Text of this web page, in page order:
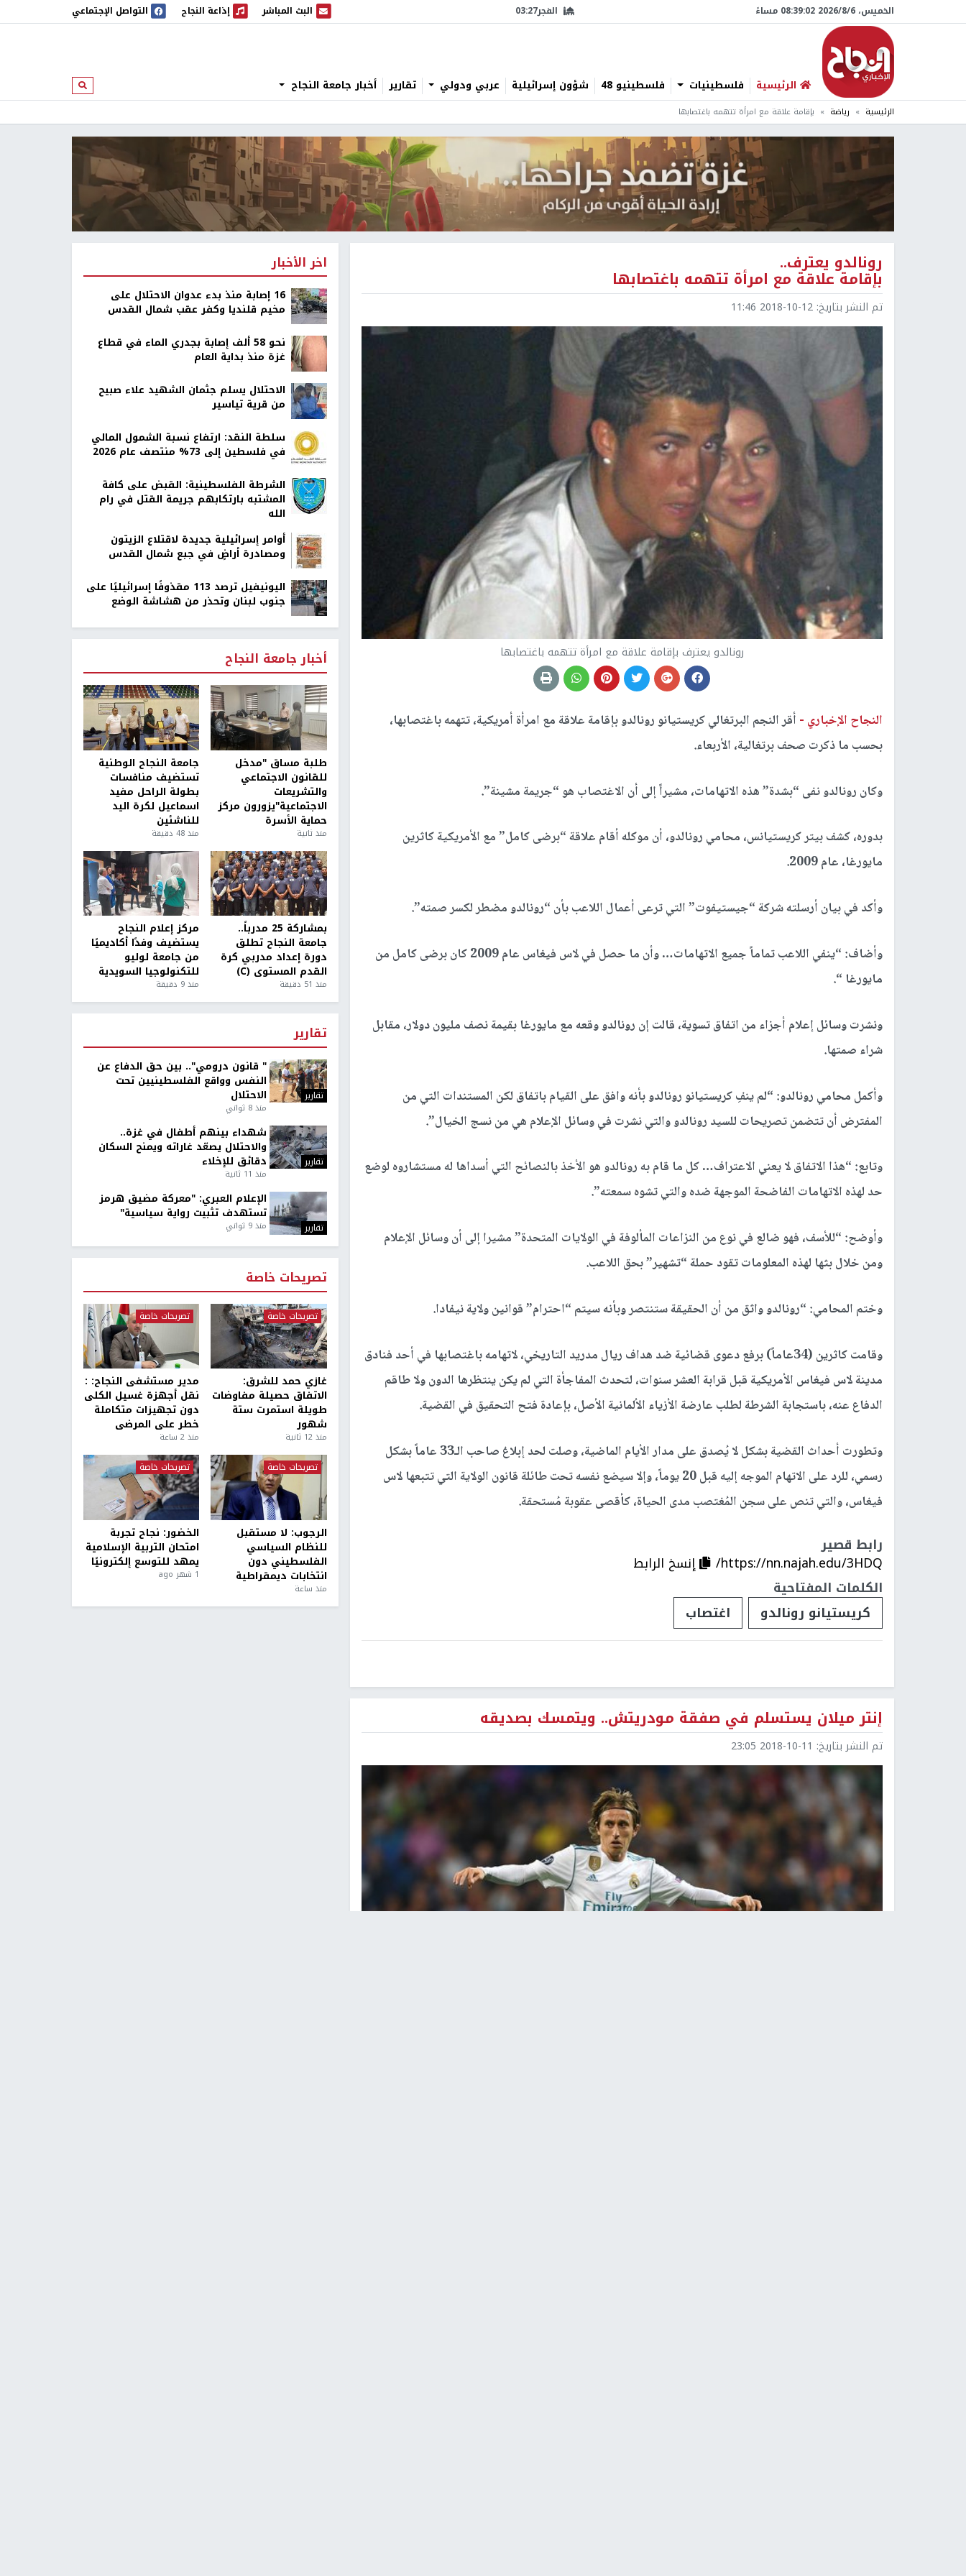
الخميس، 6/‏8/‏2026 08:39:03 مساءً الفجر03:27 البث المباشر
البث المباشر إذاعة النجاح
إذاعة النجاح التواصل الإجتماعي
الرئيسية فلسطينيات فلسطينيو 48 شؤون إسرائيلية عربي ودولي تقارير أخبار جامعة النجاح ابحث
الرئيسية رياضة بإقامة علاقة مع امرأة تتهمه باغتصابها
رونالدو يعترف..
بإقامة علاقة مع امرأة تتهمه باغتصابها
تم النشر بتاريخ: 2018-10-12 11:46
رونالدو يعترف بإقامة علاقة مع امرأة تتهمه باغتصابها
النجاح الإخباري - أقر النجم البرتغالي كريستيانو رونالدو بإقامة علاقة مع امرأة أمريكية، تتهمه باغتصابها،
بحسب ما ذكرت صحف برتغالية، الأربعاء.
وكان رونالدو نفى “بشدة” هذه الاتهامات، مشيراً إلى أن الاغتصاب هو “جريمة مشينة”.
بدوره، كشف بيتر كريستيانس، محامي رونالدو، أن موكله أقام علاقة “برضى كامل” مع الأمريكية كاثرين
مايورغا، عام 2009.
وأكد في بيان أرسلته شركة “جيستيفوت” التي ترعى أعمال اللاعب بأن “رونالدو مضطر لكسر صمته”.
وأضاف: “ينفي اللاعب تماماً جميع الاتهامات… وأن ما حصل في لاس فيغاس عام 2009 كان برضى كامل من
مايورغا “.
ونشرت وسائل إعلام أجزاء من اتفاق تسوية، قالت إن رونالدو وقعه مع مايورغا بقيمة نصف مليون دولار، مقابل
شراء صمتها.
وأكمل محامي رونالدو: “لم ينفِ كريستيانو رونالدو بأنه وافق على القيام باتفاق لكن المستندات التي من
المفترض أن تتضمن تصريحات للسيد رونالدو والتي نشرت في وسائل الإعلام هي من نسج الخيال”.
وتابع: “هذا الاتفاق لا يعني الاعتراف… كل ما قام به رونالدو هو الأخذ بالنصائح التي أسداها له مستشاروه لوضع
حد لهذه الاتهامات الفاضحة الموجهة ضده والتي تشوه سمعته”.
وأوضح: “للأسف، فهو ضالع في نوع من النزاعات المألوفة في الولايات المتحدة” مشيرا إلى أن وسائل الإعلام
ومن خلال بثها لهذه المعلومات تقود حملة “تشهير” بحق اللاعب.
وختم المحامي: “رونالدو واثق من أن الحقيقة ستنتصر وبأنه سيتم “احترام” قوانين ولاية نيفادا.
وقامت كاثرين (34عاماً) برفع دعوى قضائية ضد هداف ريال مدريد التاريخي، لاتهامه باغتصابها في أحد فنادق
مدينة لاس فيغاس الأمريكية قبل قرابة العشر سنوات، لتحدث المفاجأة التي لم يكن ينتظرها الدون ولا طاقم
الدفاع عنه، باستجابة الشرطة لطلب عارضة الأزياء الألمانية الأصل، بإعادة فتح التحقيق في القضية.
وتطورت أحداث القضية بشكل لا يُصدق على مدار الأيام الماضية، وصلت لحد إبلاغ صاحب الـ33 عاماً بشكل
رسمي، للرد على الاتهام الموجه إليه قبل 20 يوماً، وإلا سيضع نفسه تحت طائلة قانون الولاية التي تتبعها لاس
فيغاس، والتي تنص على سجن المُغتصب مدى الحياة، كأقصى عقوبة مُستحقة.
رابط قصير
https://nn.najah.edu/3HDQ/
إنسخ الرابط
الكلمات المفتاحية
كريستيانو رونالدو
اغتصاب
إنتر ميلان يستسلم في صفقة مودريتش.. ويتمسك بصديقه
تم النشر بتاريخ: 2018-10-11 23:05
اخر الأخبار
16 إصابة منذ بدء عدوان الاحتلال على
مخيم قلنديا وكفر عقب شمال القدس
نحو 58 ألف إصابة بجدري الماء في قطاع
غزة منذ بداية العام
الاحتلال يسلم جثمان الشهيد علاء صبيح
من قرية تياسير
سلطة النقد: ارتفاع نسبة الشمول المالي
في فلسطين إلى 73% منتصف عام 2026
الشرطة الفلسطينية: القبض على كافة
المشتبه بارتكابهم جريمة القتل في رام
الله
أوامر إسرائيلية جديدة لاقتلاع الزيتون
ومصادرة أراضٍ في جبع شمال القدس
اليونيفيل ترصد 113 مقذوفًا إسرائيليًا على
جنوب لبنان وتحذر من هشاشة الوضع
أخبار جامعة النجاح
طلبة مساق "مدخل
للقانون الاجتماعي
والتشريعات
الاجتماعية"يزورون مركز
حماية الأسرة
منذ ثانية
جامعة النجاح الوطنية
تستضيف منافسات
بطولة الراحل مفيد
اسماعيل لكرة اليد
للناشئين
منذ 48 دقيقة
بمشاركة 25 مدرباً..
جامعة النجاح تطلق
دورة إعداد مدربي كرة
القدم المستوى (C)
منذ 51 دقيقة
مركز إعلام النجاح
يستضيف وفدًا أكاديميًا
من جامعة لوليو
للتكنولوجيا السويدية
منذ 9 دقيقة
تقارير
تقارير
" قانون درومي".. بين حق الدفاع عن
النفس وواقع الفلسطينيين تحت
الاحتلال
منذ 8 ثواني
تقارير
شهداء بينهم أطفال في غزة..
والاحتلال يصعّد غاراته ويمنح السكان
دقائق للإخلاء
منذ 11 ثانية
تقارير
الإعلام العبري: "معركة مضيق هرمز
تستهدف تثبيت رواية سياسية"
منذ 9 ثواني
تصريحات خاصة
تصريحات خاصة
غازي حمد للشرق:
الاتفاق حصيلة مفاوضات
طويلة استمرت ستة
شهور
منذ 12 ثانية
تصريحات خاصة
مدير مستشفى النجاح: :
نقل أجهزة غسيل الكلى
دون تجهيزات متكاملة
خطر على المرضى
منذ 2 ساعة
تصريحات خاصة
الرجوب: لا مستقبل
للنظام السياسي
الفلسطيني دون
انتخابات ديمقراطية
منذ ساعة
تصريحات خاصة
الخضور: نجاح تجربة
امتحان التربية الإسلامية
يمهد للتوسع إلكترونيًا
1 شهر ago